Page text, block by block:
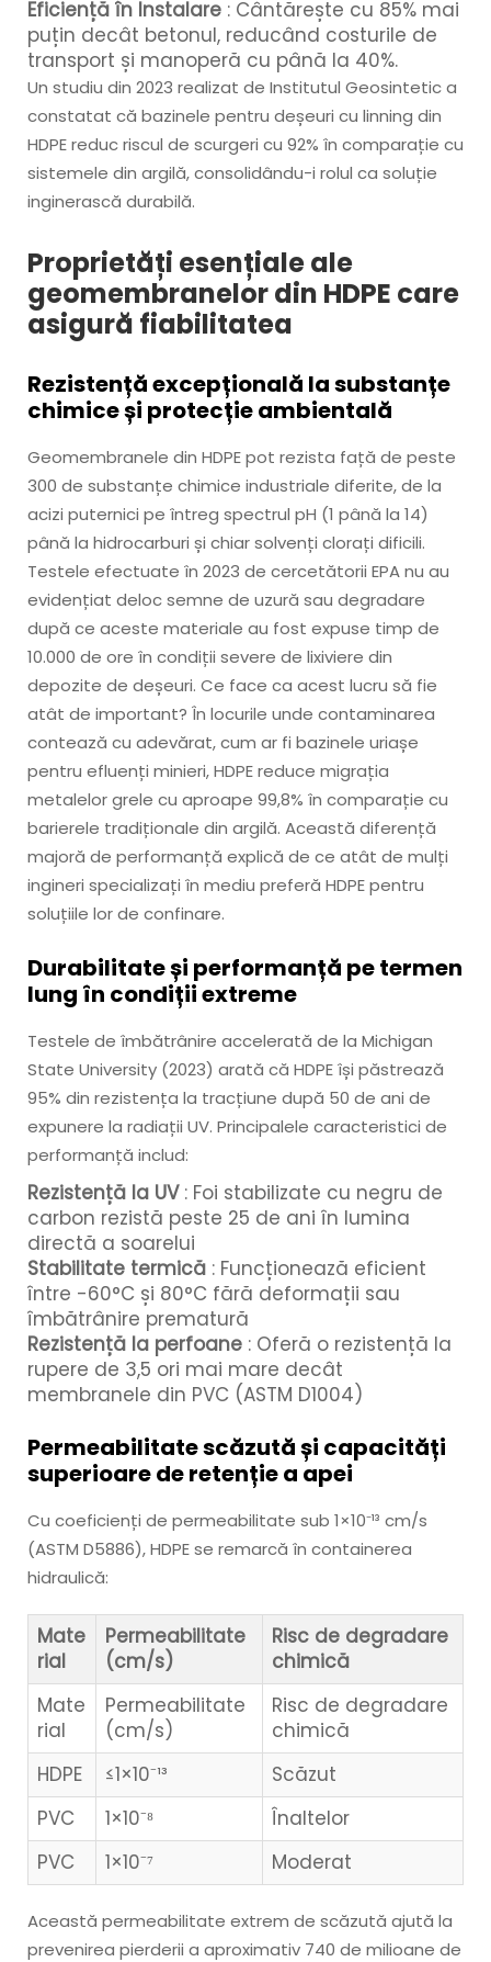
Eficiență în Instalare : Cântărește cu 85% mai
puțin decât betonul, reducând costurile de
transport și manoperă cu până la 40%.
Un studiu din 2023 realizat de Institutul Geosintetic a
constatat că bazinele pentru deșeuri cu linning din
HDPE reduc riscul de scurgeri cu 92% în comparație cu
sistemele din argilă, consolidându-i rolul ca soluție
inginerască durabilă.
Proprietăți esențiale ale
geomembranelor din HDPE care
asigură fiabilitatea
Rezistență excepțională la substanțe
chimice și protecție ambientală
Geomembranele din HDPE pot rezista față de peste
300 de substanțe chimice industriale diferite, de la
acizi puternici pe întreg spectrul pH (1 până la 14)
până la hidrocarburi și chiar solvenți clorați dificili.
Testele efectuate în 2023 de cercetătorii EPA nu au
evidențiat deloc semne de uzură sau degradare
după ce aceste materiale au fost expuse timp de
10.000 de ore în condiții severe de lixiviere din
depozite de deșeuri. Ce face ca acest lucru să fie
atât de important? În locurile unde contaminarea
contează cu adevărat, cum ar fi bazinele uriașe
pentru efluenți minieri, HDPE reduce migrația
metalelor grele cu aproape 99,8% în comparație cu
barierele tradiționale din argilă. Această diferență
majoră de performanță explică de ce atât de mulți
ingineri specializați în mediu preferă HDPE pentru
soluțiile lor de confinare.
Durabilitate și performanță pe termen
lung în condiții extreme
Testele de îmbătrânire accelerată de la Michigan
State University (2023) arată că HDPE își păstrează
95% din rezistența la tracțiune după 50 de ani de
expunere la radiații UV. Principalele caracteristici de
performanță includ:
Rezistență la UV : Foi stabilizate cu negru de
carbon rezistă peste 25 de ani în lumina
directă a soarelui
Stabilitate termică : Funcționează eficient
între -60°C și 80°C fără deformații sau
îmbătrânire prematură
Rezistență la perfoane : Oferă o rezistență la
rupere de 3,5 ori mai mare decât
membranele din PVC (ASTM D1004)
Permeabilitate scăzută și capacități
superioare de retenție a apei
Cu coeficienți de permeabilitate sub 1×10⁻¹³ cm/s
(ASTM D5886), HDPE se remarcă în containerea
hidraulică:
Mate
rial
Permeabilitate
(cm/s)
Risc de degradare
chimică
Mate
rial
Permeabilitate
(cm/s)
Risc de degradare
chimică
HDPE
≤1×10⁻¹³
Scăzut
PVC
1×10⁻⁸
Înaltelor
PVC
1×10⁻⁷ Moderat
Această permeabilitate extrem de scăzută ajută la
prevenirea pierderii a aproximativ 740 de milioane de